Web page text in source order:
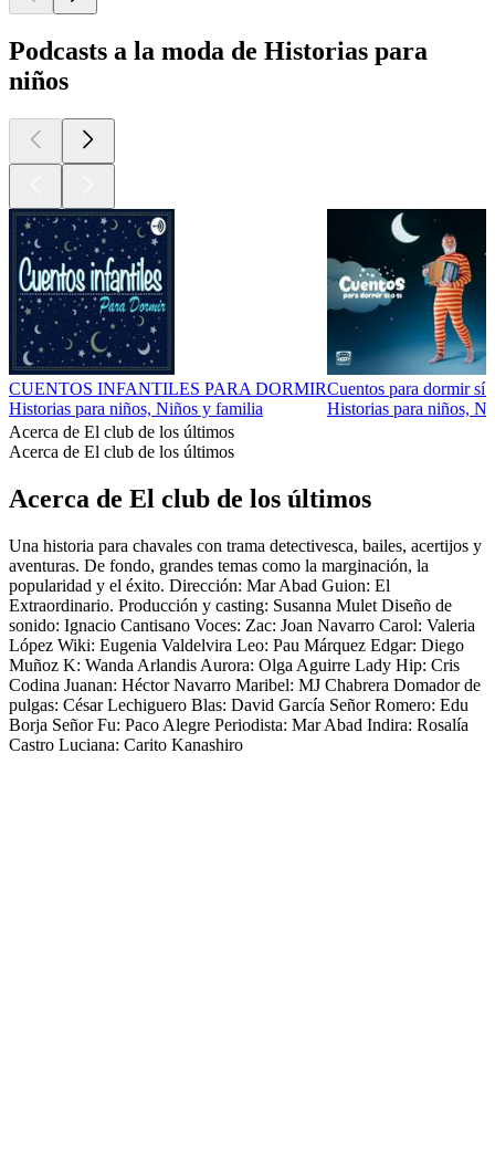
Podcasts a la moda de Historias para
niños
CUENTOS INFANTILES PARA DORMIR
Historias para niños, Niños y familia
Cuentos para dormir sí
Historias para niños,
Acerca de El club de los últimos
Acerca de El club de los últimos
Acerca de El club de los últimos
Una historia para chavales con trama detectivesca, bailes, acertijos y
aventuras. De fondo, grandes temas como la marginación, la
popularidad y el éxito. Dirección: Mar Abad Guion: El
Extraordinario. Producción y casting: Susanna Mulet Diseño de
sonido: Ignacio Cantisano Voces: Zac: Joan Navarro Carol: Valeria
López Wiki: Eugenia Valdelvira Leo: Pau Márquez Edgar: Diego
Muñoz K: Wanda Arlandis Aurora: Olga Aguirre Lady Hip: Cris
Codina Juanan: Héctor Navarro Maribel: MJ Chabrera Domador de
pulgas: César Lechiguero Blas: David García Señor Romero: Edu
Borja Señor Fu: Paco Alegre Periodista: Mar Abad Indira: Rosalía
Castro Luciana: Carito Kanashiro